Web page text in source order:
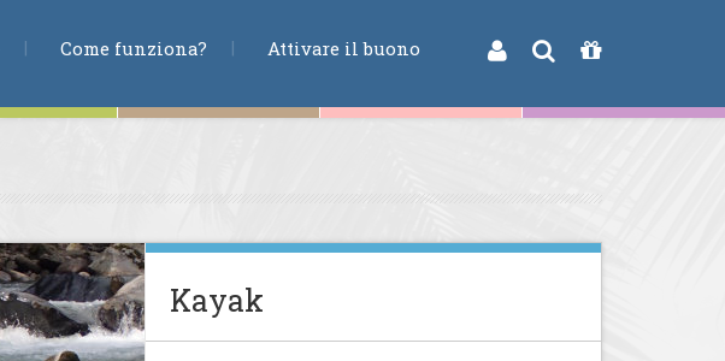
Come funziona? Attivare il buono
Kayak